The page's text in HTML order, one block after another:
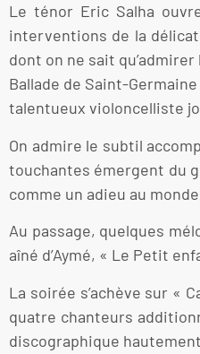
Le ténor Eric Salha
interventions de la
dont on ne sait
Ballade de Saint-
talentueux violoncelliste
On admire le subtil
touchantes émergent du
comme un adieu au
Au passage, quelques
aîné d’Aymé, « Le Petit
La soirée s’achève sur «
quatre chanteurs
discographique